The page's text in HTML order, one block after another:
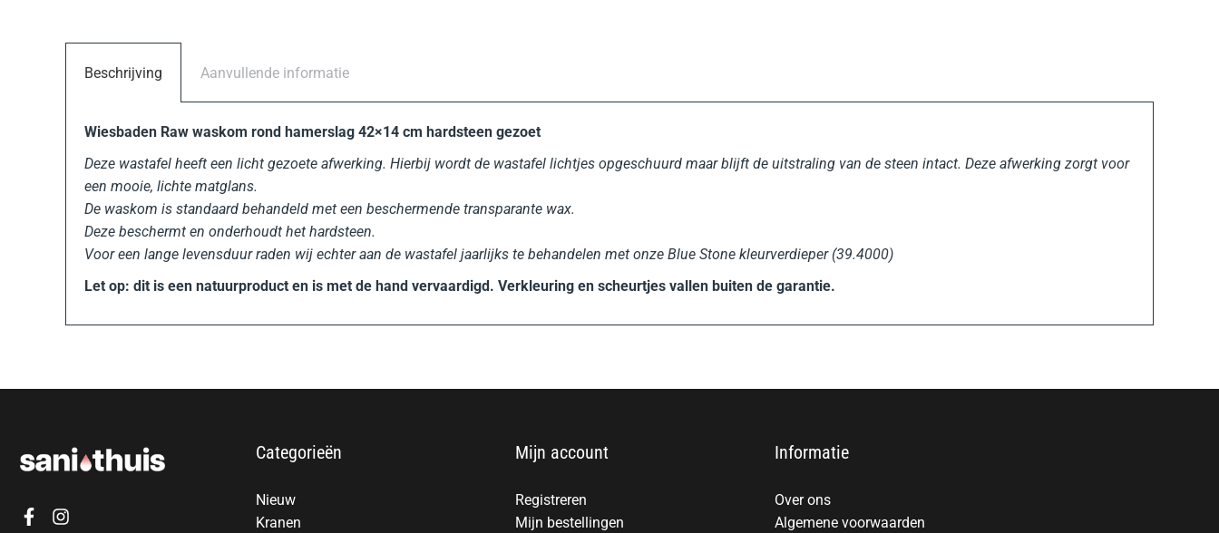
Beschrijving Aanvullende informatie
Wiesbaden Raw waskom rond hamerslag 42×14 cm hardsteen gezoet
Deze wastafel heeft een licht gezoete afwerking. Hierbij wordt de wastafel lichtjes opgeschuurd maar blijft de uitstraling van de steen intact. Deze afwerking zorgt voor
een mooie, lichte matglans.
De waskom is standaard behandeld met een beschermende transparante wax.
Deze beschermt en onderhoudt het hardsteen.
Voor een lange levensduur raden wij echter aan de wastafel jaarlijks te behandelen met onze Blue Stone kleurverdieper (39.4000)
Let op: dit is een natuurproduct en is met de hand vervaardigd. Verkleuring en scheurtjes vallen buiten de garantie.
Categorieën
Nieuw
Kranen
Mijn account
Registreren
Mijn bestellingen
Informatie
Over ons
Algemene voorwaarden